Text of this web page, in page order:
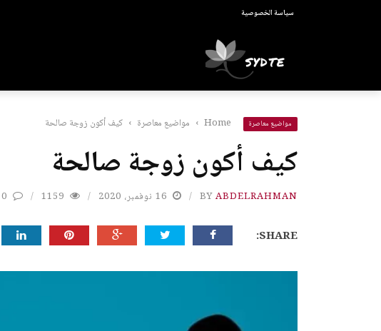
سياسة الخصوصية
مواضيع معاصرة Home
› مواضيع معاصرة › كيف أكون زوجة صالحة
كيف أكون زوجة صالحة
BYABDELRAHMAN 16 نوفمبر، 2020 1159
0
SHARE: